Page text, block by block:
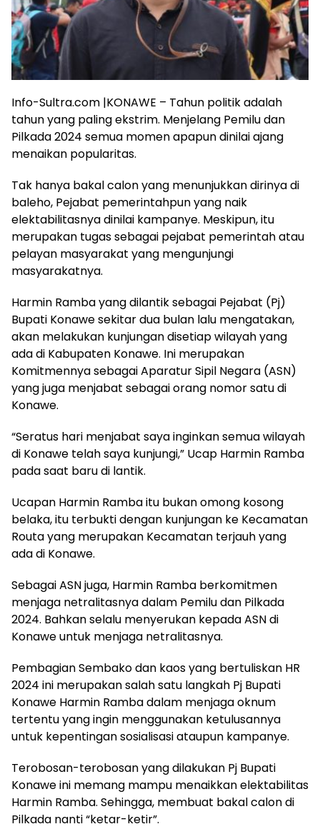
Info-Sultra.com |KONAWE – Tahun politik adalah
tahun yang paling ekstrim. Menjelang Pemilu dan
Pilkada 2024 semua momen apapun dinilai ajang
menaikan popularitas.
Tak hanya bakal calon yang menunjukkan dirinya di
baleho, Pejabat pemerintahpun yang naik
elektabilitasnya dinilai kampanye. Meskipun, itu
merupakan tugas sebagai pejabat pemerintah atau
pelayan masyarakat yang mengunjungi
masyarakatnya.
Harmin Ramba yang dilantik sebagai Pejabat (Pj)
Bupati Konawe sekitar dua bulan lalu mengatakan,
akan melakukan kunjungan disetiap wilayah yang
ada di Kabupaten Konawe. Ini merupakan
Komitmennya sebagai Aparatur Sipil Negara (ASN)
yang juga menjabat sebagai orang nomor satu di
Konawe.
“Seratus hari menjabat saya inginkan semua wilayah
di Konawe telah saya kunjungi,” Ucap Harmin Ramba
pada saat baru di lantik.
Ucapan Harmin Ramba itu bukan omong kosong
belaka, itu terbukti dengan kunjungan ke Kecamatan
Routa yang merupakan Kecamatan terjauh yang
ada di Konawe.
Sebagai ASN juga, Harmin Ramba berkomitmen
menjaga netralitasnya dalam Pemilu dan Pilkada
2024. Bahkan selalu menyerukan kepada ASN di
Konawe untuk menjaga netralitasnya.
Pembagian Sembako dan kaos yang bertuliskan HR
2024 ini merupakan salah satu langkah Pj Bupati
Konawe Harmin Ramba dalam menjaga oknum
tertentu yang ingin menggunakan ketulusannya
untuk kepentingan sosialisasi ataupun kampanye.
Terobosan-terobosan yang dilakukan Pj Bupati
Konawe ini memang mampu menaikkan elektabilitas
Harmin Ramba. Sehingga, membuat bakal calon di
Pilkada nanti “ketar-ketir”.